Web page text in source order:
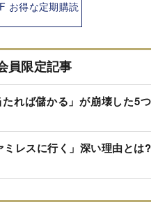
お得な定期購読
員限定記事
れば儲かる」が崩壊した5つ
レスに行く」深い理由とは?